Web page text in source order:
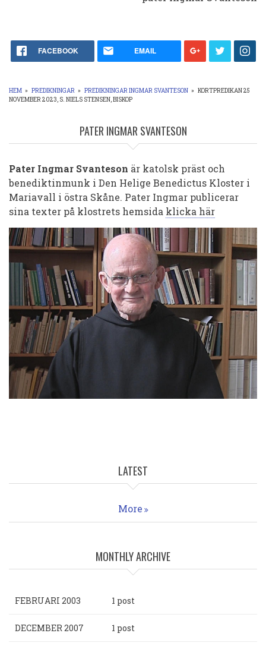
FACEBOOK EMAIL
LÄNKSTIG
HEM » PREDIKNINGAR » PREDIKNINGAR INGMAR SVANTESON » KORTPREDIKAN 25
NOVEMBER 2023, S. NIELS STENSEN, BISKOP
PATER INGMAR SVANTESON
Pater Ingmar Svanteson är katolsk präst och
benediktinmunk i Den Helige Benedictus Kloster i
Mariavall i östra Skåne. Pater Ingmar publicerar
sina texter på klostrets hemsida klicka här
LATEST
More
MONTHLY ARCHIVE
FEBRUARI 2003 1 post
DECEMBER 2007 1 post